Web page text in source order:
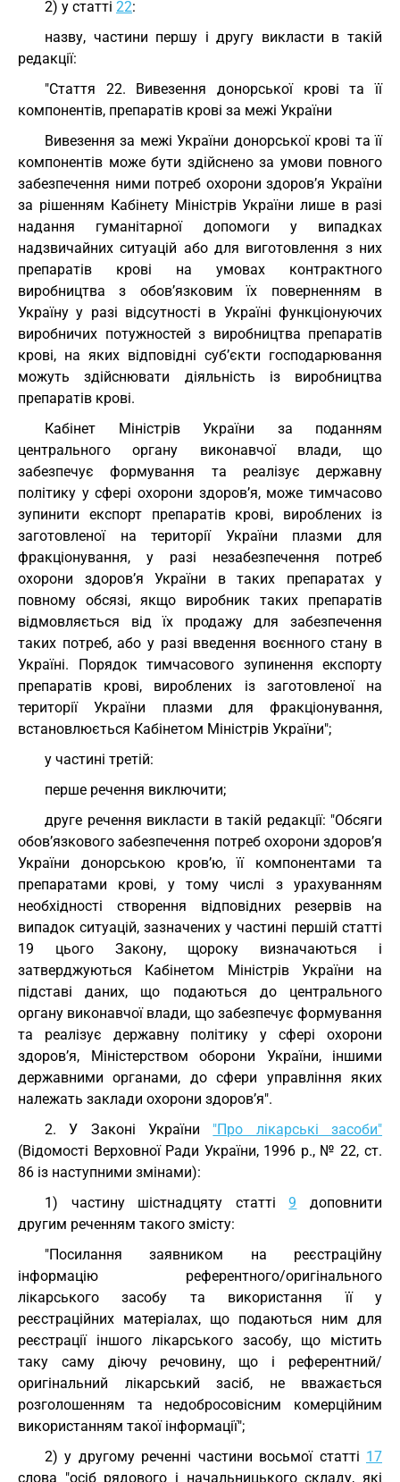
2) у статті 22:
назву, частини першу і другу викласти в такій
редакції:
"Стаття 22. Вивезення донорської крові та її
компонентів, препаратів крові за межі України
Вивезення за межі України донорської крові та її
компонентів може бути здійснено за умови повного
забезпечення ними потреб охорони здоров’я України
за рішенням Кабінету Міністрів України лише в разі
надання гуманітарної допомоги у випадках
надзвичайних ситуацій або для виготовлення з них
препаратів крові на умовах контрактного
виробництва з обов’язковим їх поверненням в
Україну у разі відсутності в Україні функціонуючих
виробничих потужностей з виробництва препаратів
крові, на яких відповідні суб’єкти господарювання
можуть здійснювати діяльність із виробництва
препаратів крові.
Кабінет Міністрів України за поданням
центрального органу виконавчої влади, що
забезпечує формування та реалізує державну
політику у сфері охорони здоров’я, може тимчасово
зупинити експорт препаратів крові, вироблених із
заготовленої на території України плазми для
фракціонування, у разі незабезпечення потреб
охорони здоров’я України в таких препаратах у
повному обсязі, якщо виробник таких препаратів
відмовляється від їх продажу для забезпечення
таких потреб, або у разі введення воєнного стану в
Україні. Порядок тимчасового зупинення експорту
препаратів крові, вироблених із заготовленої на
території України плазми для фракціонування,
встановлюється Кабінетом Міністрів України";
у частині третій:
перше речення виключити;
друге речення викласти в такій редакції: "Обсяги
обов’язкового забезпечення потреб охорони здоров’я
України донорською кров’ю, її компонентами та
препаратами крові, у тому числі з урахуванням
необхідності створення відповідних резервів на
випадок ситуацій, зазначених у частині першій статті
19 цього Закону, щороку визначаються і
затверджуються Кабінетом Міністрів України на
підставі даних, що подаються до центрального
органу виконавчої влади, що забезпечує формування
та реалізує державну політику у сфері охорони
здоров’я, Міністерством оборони України, іншими
державними органами, до сфери управління яких
належать заклади охорони здоров’я".
2. У Законі України "Про лікарські засоби"
(Відомості Верховної Ради України, 1996 р., № 22, ст.
86 із наступними змінами):
1) частину шістнадцяту статті9 доповнити
другим реченням такого змісту:
"Посилання заявником на реєстраційну
інформацію референтного/оригінального
лікарського засобу та використання її у
реєстраційних матеріалах, що подаються ним для
реєстрації іншого лікарського засобу, що містить
таку саму діючу речовину, що і референтний/
оригінальний лікарський засіб, не вважається
розголошенням та недобросовісним комерційним
використанням такої інформації";
2) у другому реченні частини восьмої статті 17
слова "осіб рядового і начальницького складу, які